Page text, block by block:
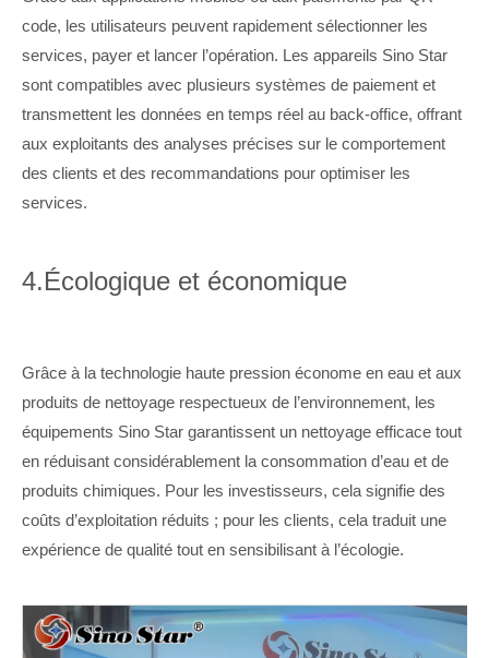
code, les utilisateurs peuvent rapidement sélectionner les
services, payer et lancer l’opération. Les appareils Sino Star
sont compatibles avec plusieurs systèmes de paiement et
transmettent les données en temps réel au back-office, offrant
aux exploitants des analyses précises sur le comportement
des clients et des recommandations pour optimiser les
services.
4.Écologique et économique
Grâce à la technologie haute pression économe en eau et aux
produits de nettoyage respectueux de l’environnement, les
équipements Sino Star garantissent un nettoyage efficace tout
en réduisant considérablement la consommation d’eau et de
produits chimiques. Pour les investisseurs, cela signifie des
coûts d’exploitation réduits ; pour les clients, cela traduit une
expérience de qualité tout en sensibilisant à l’écologie.